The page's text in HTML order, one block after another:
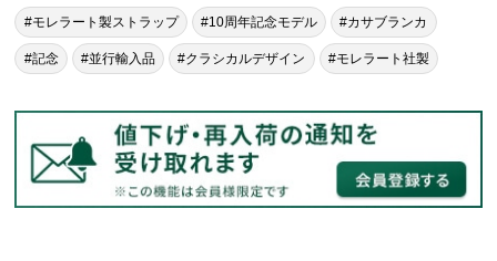
#モレラート製ストラップ #10周年記念モデル #カサブランカ
#記念 #並行輸入品 #クラシカルデザイン #モレラート社製